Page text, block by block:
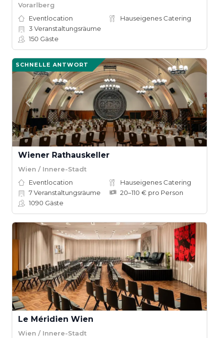
Vorarlberg
Eventlocation
Hauseigenes Catering
3 Veranstaltungsräume
150 Gäste
SCHNELLE ANTWORT
Wiener Rathauskeller
Wien / Innere-Stadt
Eventlocation
Hauseigenes Catering
7Veranstaltungsräume
20–110 € pro Person
1090 Gäste
Le Méridien Wien
Wien / Innere-Stadt